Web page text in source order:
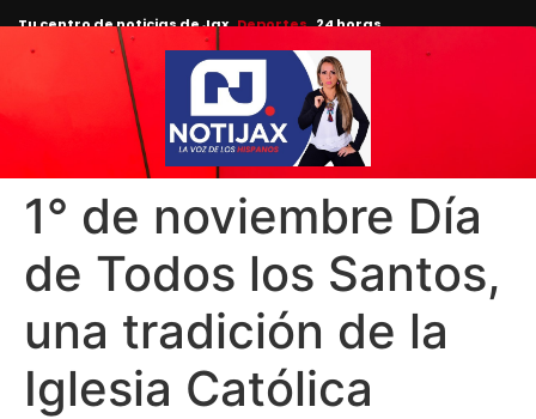
Tu centro de noticias de Jax Deportes 24 horas.
1° de noviembre Día
de Todos los Santos,
una tradición de la
Iglesia Católica